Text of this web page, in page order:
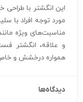
این انگشتر با طراحی
مورد توجه افراد با
مناسبت‌های ویژه
همواره درخشش و خاص
دیدگاه‌ها